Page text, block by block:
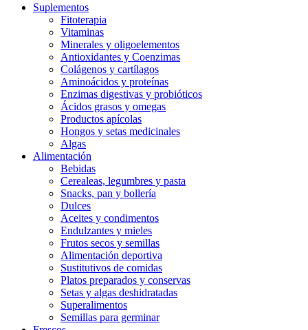
Suplementos
Fitoterapia
Vitaminas
Minerales y oligoelementos
Antioxidantes y Coenzimas
Colágenos y cartílagos
Aminoácidos y proteínas
Enzimas digestivas y probióticos
Ácidos grasos y omegas
Productos apícolas
Hongos y setas medicinales
Algas
Alimentación
Bebidas
Cerealeas, legumbres y pasta
Snacks, pan y bollería
Dulces
Aceites y condimentos
Endulzantes y mieles
Frutos secos y semillas
Alimentación deportiva
Sustitutivos de comidas
Platos preparados y conservas
Setas y algas deshidratadas
Superalimentos
Semillas para germinar